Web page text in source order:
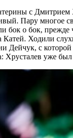
с Дмитрием
Пару многое
бок о бок,
Катей. Ходили
Дейчук, с которой
Хрусталев уже был